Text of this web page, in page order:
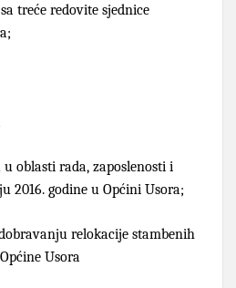
treće redovite sjednice
oblasti rada, zaposlenosti i
2016. godine u Općini Usora;
relokacije stambenih
Usora